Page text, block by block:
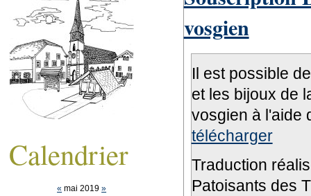
vosgien
Il est possible
et les bijoux de
vosgien à l'aide
télécharger
Traduction
Patoisants des
Calendrier
« mai 2019»